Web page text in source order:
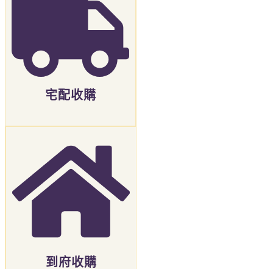
宅配收購
到府收購